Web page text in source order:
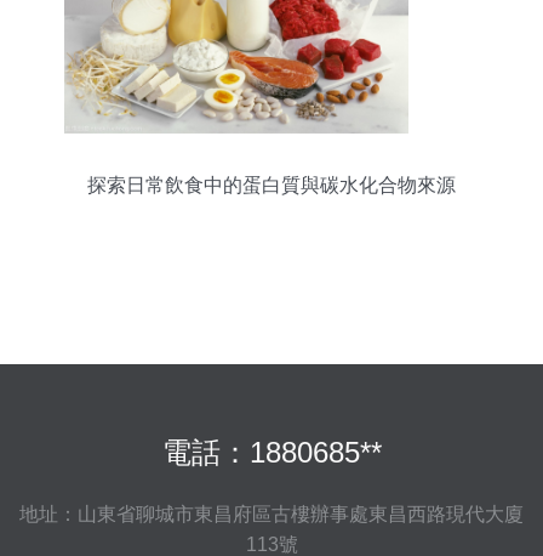
探索日常飲食中的蛋白質與碳水化合物來源
電話：1880685**
地址：山東省聊城市東昌府區古樓辦事處東昌西路現代大廈
113號